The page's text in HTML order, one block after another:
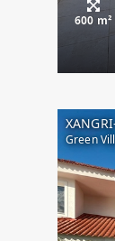
600 m²
Green